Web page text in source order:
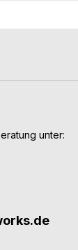
unter: